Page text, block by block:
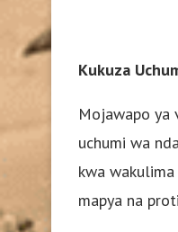
Kukuza
Mojawapo ya
uchumi wa
kwa
mapya na